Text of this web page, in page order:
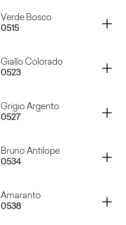
Verde Bosco
0515
Container
Giallo Colorado
0523
Container
Grigio Argento
0527
Container
Bruno Antilope
0534
Container
Amaranto
0538
Container